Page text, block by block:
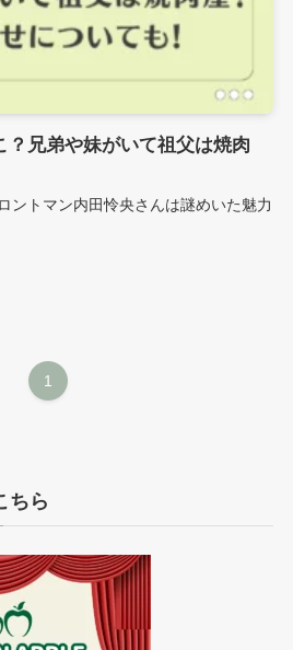
？兄弟や妹がいて祖父は焼肉
ントマン内田怜央さんは謎めいた魅力
1
ちら